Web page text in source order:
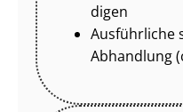
di­gen
Ausführliche
Abhandlung